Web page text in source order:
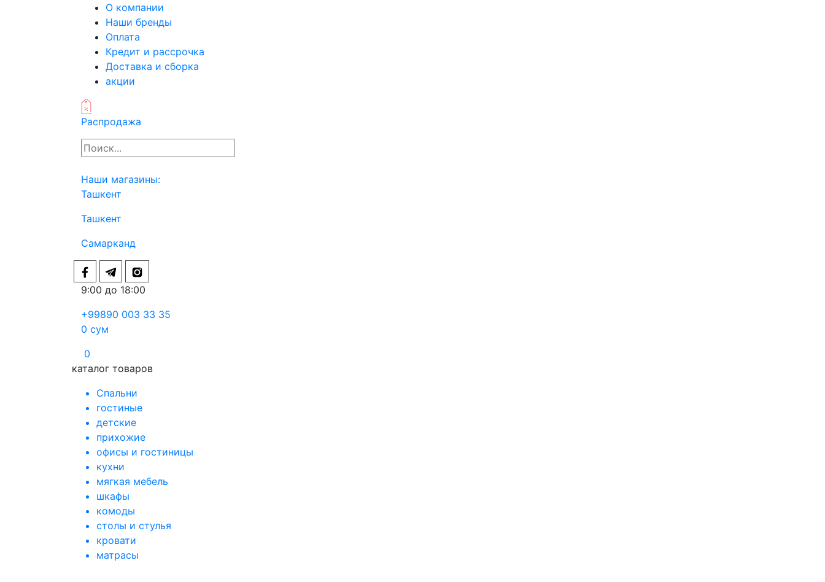
О компании
Наши бренды
Оплата
Кредит и рассрочка
Доставка и сборка
акции
Распродажа
Наши магазины:
Ташкент
Ташкент
Самарканд
9:00 до 18:00
+99890 003 33 35
0 сум
0
каталог товаров
Спальни
гостиные
детские
прихожие
офисы и гостиницы
кухни
мягкая мебель
шкафы
комоды
столы и стулья
кровати
матрасы